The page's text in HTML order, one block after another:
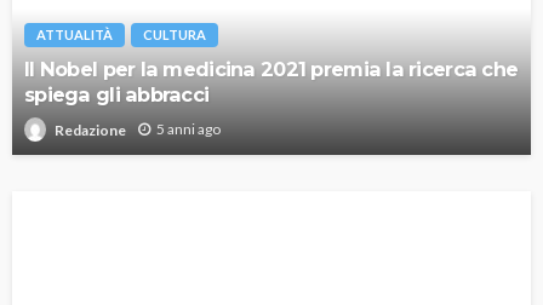
ATTUALITÀ CULTURA
Il Nobel per la medicina 2021 premia la ricerca che
spiega gli abbracci
Redazione 5 anni ago